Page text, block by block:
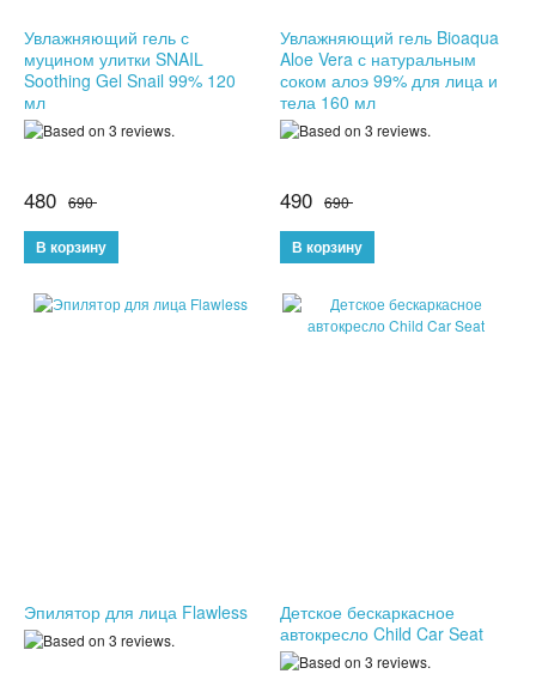
ПОДАРКИ ДЛЯ МУЖЧИН
ПОДАРКИ ДЛЯ ДЕТЕЙ
БРЕЛКИ
БИЖУТЕРИЯ
НАРУЧНЫЕ ЧАСЫ
ТОВАРЫ ИЗ ТЕЛЕМАГАЗИНА
Увлажняющий гель с
муцином улитки SNAIL
Soothing Gel Snail 99% 120
мл
480 690
Увлажняющий гель Bioaqua
Aloe Vera с натуральным
соком алоэ 99% для лица и
тела 160 мл
490 690
Эпилятор для лица Flawless
Детское бескаркасное
автокресло Child Car Seat